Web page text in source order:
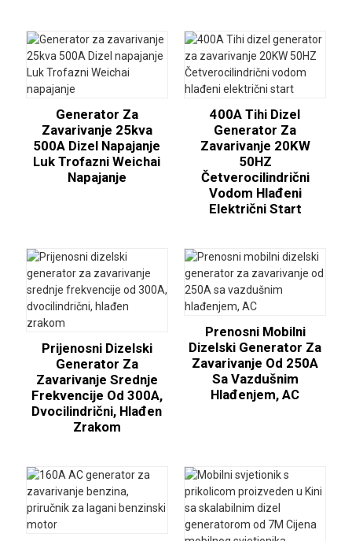
Generator Za
Zavarivanje 25kva
500A Dizel Napajanje
Luk Trofazni Weichai
Napajanje
400A Tihi Dizel
Generator Za
Zavarivanje 20KW
50HZ
Četverocilindrični
Vodom Hlađeni
Električni Start
Prijenosni Dizelski
Generator Za
Zavarivanje Srednje
Frekvencije Od 300A,
Dvocilindrični, Hlađen
Zrakom
Prenosni Mobilni
Dizelski Generator Za
Zavarivanje Od 250A
Sa Vazdušnim
Hlađenjem, AC